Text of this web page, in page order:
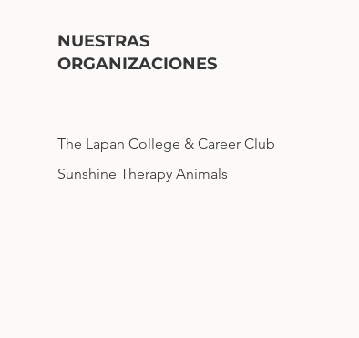
NUESTRAS
ORGANIZACIONES
The Lapan College & Career Club
Sunshine Therapy Animals